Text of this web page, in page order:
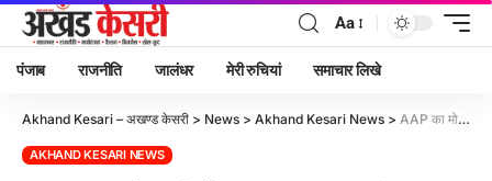
Aa
पंजाब राजनीति जालंधर मेरी रुचियां समाचार लिखे
Akhand Kesari – अखण्ड केसरी > News > Akhand Kesari News > AAP का मोहाली में बड़ा दांव: सरबजीत समाना बने मेयर, कांग्रेस ने किया बहिष्कार
AKHAND KESARI NEWS